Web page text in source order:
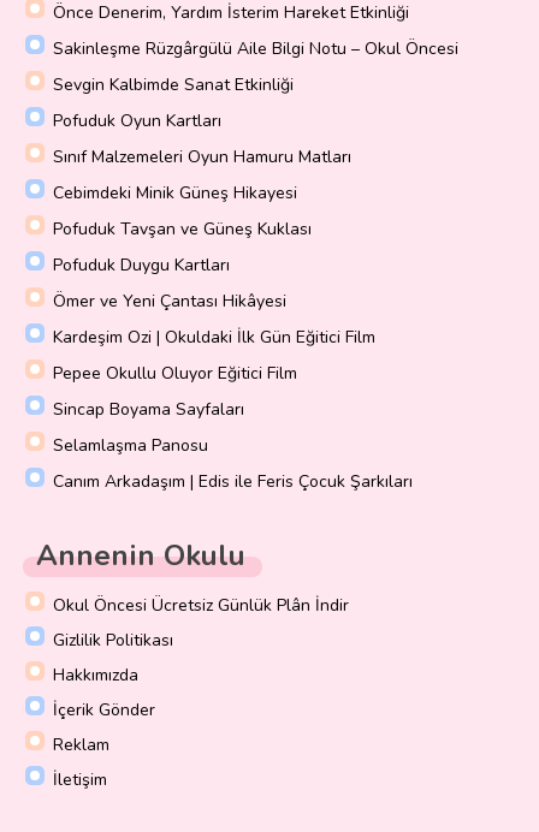
Önce Denerim, Yardım İsterim Hareket Etkinliği
Sakinleşme Rüzgârgülü Aile Bilgi Notu – Okul Öncesi
Sevgin Kalbimde Sanat Etkinliği
Pofuduk Oyun Kartları
Sınıf Malzemeleri Oyun Hamuru Matları
Cebimdeki Minik Güneş Hikayesi
Pofuduk Tavşan ve Güneş Kuklası
Pofuduk Duygu Kartları
Ömer ve Yeni Çantası Hikâyesi
Kardeşim Ozi | Okuldaki İlk Gün Eğitici Film
Pepee Okullu Oluyor Eğitici Film
Sincap Boyama Sayfaları
Selamlaşma Panosu
Canım Arkadaşım | Edis ile Feris Çocuk Şarkıları
Annenin Okulu
Okul Öncesi Ücretsiz Günlük Plân İndir
Gizlilik Politikası
Hakkımızda
İçerik Gönder
Reklam
İletişim